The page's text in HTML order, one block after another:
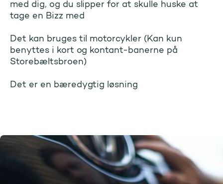
med dig, og du slipper for at skulle huske at
tage en Bizz med
Det kan bruges til motorcykler (Kan kun
benyttes i kort og kontant-banerne på
Storebæltsbroen)
Det er en bæredygtig løsning